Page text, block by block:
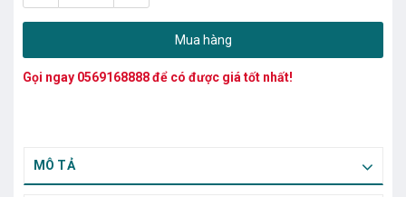
Mua hàng
Gọi ngay 0569168888để có được giá tốt nhất!
MÔ TẢ